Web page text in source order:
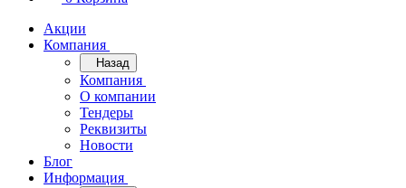
Акции
Компания
Назад
Компания
О компании
Тендеры
Реквизиты
Новости
Блог
Информация